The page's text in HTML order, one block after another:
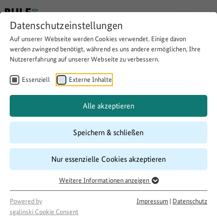
Datenschutzeinstellungen
Auf unserer Webseite werden Cookies verwendet. Einige davon
werden zwingend benötigt, während es uns andere ermöglichen, Ihre
Nutzererfahrung auf unserer Webseite zu verbessern.
Essenziell Externe Inhalte
Alle akzeptieren
Speichern & schließen
Nur essenzielle Cookies akzeptieren
Weitere Informationen anzeigen
Powered by
sgalinski Cookie Consent
Impressum | Datenschutz
Smarter Winterdienst: Glätte-
Info-System und
bürgerorientierte
Öffentlichkeitsarbeit
Website besuchen Download
Laufzeit
01/2023–01/2026